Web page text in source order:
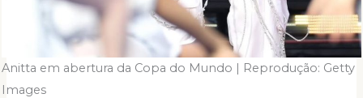
Anitta em abertura da Copa do Mundo | Reprodução: Getty
Images